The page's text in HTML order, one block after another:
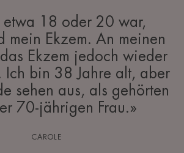
etwa 18 oder 20 war,
mein Ekzem. An meinen
Ekzem jedoch wieder
Ich bin 38 Jahre alt, aber
sehen aus, als gehörten
70-jährigen Frau.»
CAROLE